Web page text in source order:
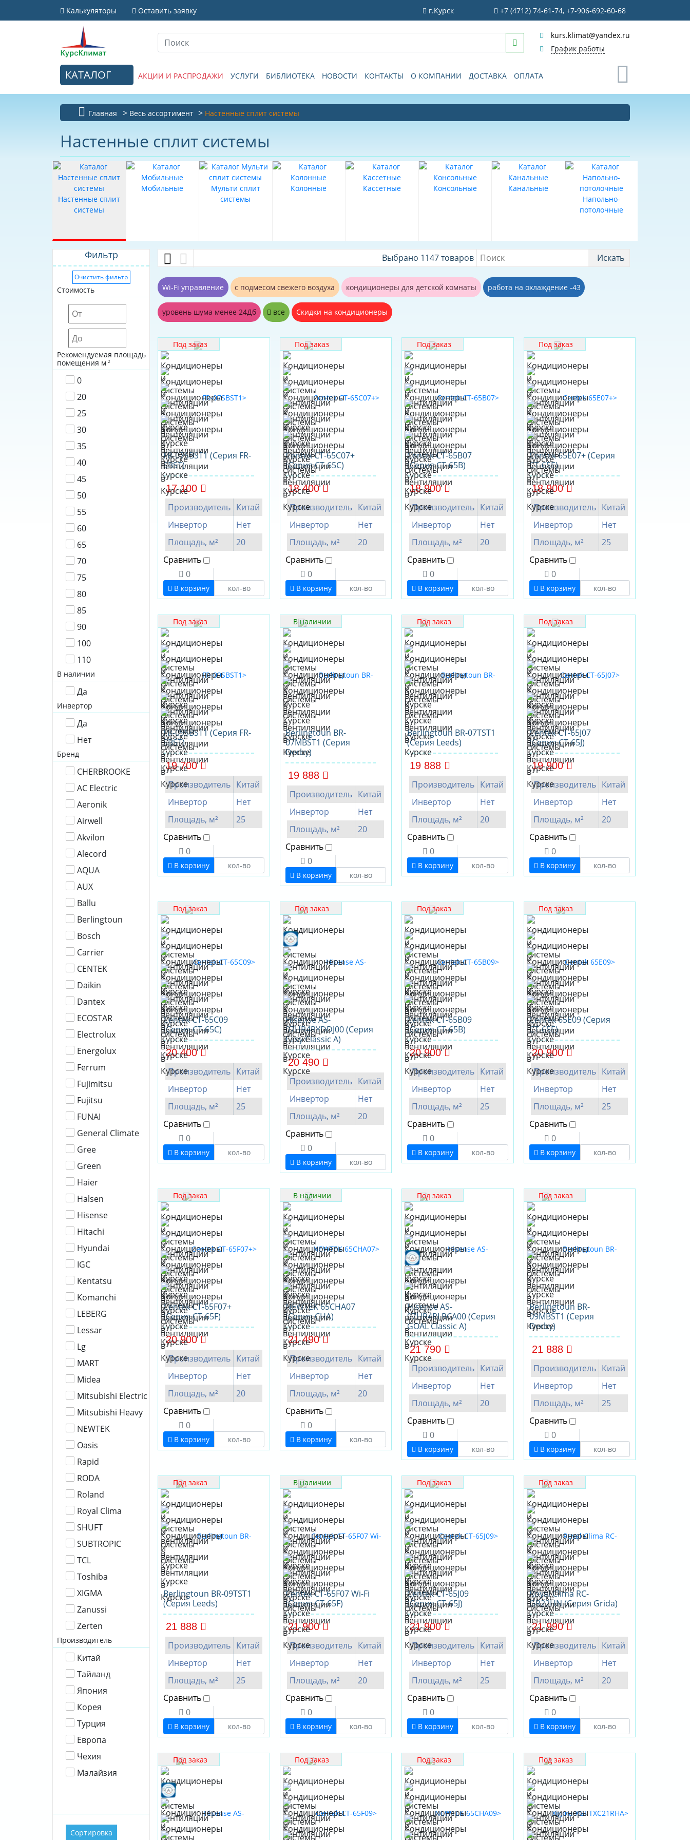
Калькуляторы Оставить заявку г.Курск +7 (4712) 74-61-74, +7-906-692-60-68
kurs.klimat@yandex.ru
График работы
КАТАЛОГ АКЦИИ И РАСПРОДАЖИ УСЛУГИ БИБЛИОТЕКА НОВОСТИ КОНТАКТЫ О КОМПАНИИ ДОСТАВКА ОПЛАТА
Главная Весь ассортимент Настенные сплит системы
Настенные сплит системы
Настенные сплит
системы
Мобильные
Мульти сплит
системы
Колонные Кассетные Консольные
Канальные
Напольно-
потолочные
Фильтр
Очистить фильтр
Стоимость
Рекомендуемая площадь
помещения м 2
0
20
25
30
35
40
45
50
55
60
65
70
75
80
85
90
100
110
В наличии
Да
Инвертор
Да
Нет
Бренд
CHERBROOKE
AC Electric
Aeronik
Airwell
Akvilon
Alecord
AQUA
AUX
Ballu
Berlingtoun
Bosch
Carrier
CENTEK
Daikin
Dantex
ECOSTAR
Electrolux
Energolux
Ferrum
Fujimitsu
Fujitsu
FUNAI
General Climate
Gree
Green
Haier
Halsen
Hisense
Hitachi
Hyundai
IGC
Kentatsu
Komanchi
LEBERG
Lessar
Lg
MART
Midea
Mitsubishi Electric
Mitsubishi Heavy
NEWTEK
Oasis
Rapid
RODA
Roland
Royal Clima
SHUFT
SUBTROPIC
TCL
Toshiba
XIGMA
Zanussi
Zerten
Производитель
Китай
Тайланд
Япония
Корея
Турция
Европа
Чехия
Малайзия
Выбрано 1147 товаров Искать
Wi-Fi управление с подмесом свежего воздуха кондиционеры для детской комнаты работа на охлаждение -43
уровень шума менее 24Дб все Скидки на кондиционеры
Под заказ
FR-07SBST1 (Серия FR-
SBST)
17 100
Производитель Китай
Инвертор
Нет
Площадь, м²
20
Сравнить
0
В корзину
Под заказ
Centek CT-65C07+
(Серия CT-65C)
18 400
Производитель Китай
Инвертор
Нет
Площадь, м²
20
Сравнить
0
В корзину
Под заказ
Centek CT-65B07
(Серия CT-65B)
18 900
Производитель Китай
Инвертор
Нет
Площадь, м²
20
Сравнить
0
В корзину
Под заказ
Centek 65E07+ (Серия
CT-65E)
18 900
Производитель Китай
Инвертор
Нет
Площадь, м²
25
Сравнить
0
В корзину
Под заказ
FR-09SBST1 (Серия FR-
SBST)
19 700
Производитель Китай
Инвертор
Нет
Площадь, м²
25
Сравнить
0
В корзину
В наличии
Berlingtoun BR-
07MBST1 (Серия
Derby)
19 888
Производитель Китай
Инвертор
Нет
Площадь, м²
20
Сравнить
0
В корзину
Под заказ
Berlingtoun BR-07TST1
(Серия Leeds)
19 888
Производитель Китай
Инвертор
Нет
Площадь, м²
20
Сравнить
0
В корзину
Под заказ
Centek CT-65J07
(Серия CT-65J)
19 900
Производитель Китай
Инвертор
Нет
Площадь, м²
20
Сравнить
0
В корзину
Под заказ
Centek CT-65C09
(Серия CT-65C)
20 400
Производитель Китай
Инвертор
Нет
Площадь, м²
25
Сравнить
0
В корзину
Под заказ
Hisense AS-
07HR4RYDDJ00 (Серия
Easy Classic A)
20 490
Производитель Китай
Инвертор
Нет
Площадь, м²
20
Сравнить
0
В корзину
Под заказ
Centek CT-65B09
(Серия CT-65B)
20 900
Производитель Китай
Инвертор
Нет
Площадь, м²
25
Сравнить
0
В корзину
Под заказ
Centek 65E09 (Серия
CT-65E)
20 900
Производитель Китай
Инвертор
Нет
Площадь, м²
25
Сравнить
0
В корзину
Под заказ
Centek CT-65F07+
(Серия CT-65F)
20 900
Производитель Китай
Инвертор
Нет
Площадь, м²
20
Сравнить
0
В корзину
В наличии
NEWTEK 65CHA07
(Серия CHA)
21 490
Производитель Китай
Инвертор
Нет
Площадь, м²
20
Сравнить
0
В корзину
Под заказ
Hisense AS-
07HR4RLRCA00 (Серия
GOAL Classic A)
21 790
Производитель Китай
Инвертор
Нет
Площадь, м²
20
Сравнить
0
В корзину
Под заказ
Berlingtoun BR-
09MBST1 (Серия
Derby)
21 888
Производитель Китай
Инвертор
Нет
Площадь, м²
25
Сравнить
0
В корзину
Под заказ
Berlingtoun BR-09TST1
(Серия Leeds)
21 888
Производитель Китай
Инвертор
Нет
Площадь, м²
25
Сравнить
0
В корзину
В наличии
Centek CT-65F07 Wi-Fi
(Серия CT-65F)
21 900
Производитель Китай
Инвертор
Нет
Площадь, м²
20
Сравнить
0
В корзину
Под заказ
Centek CT-65J09
(Серия CT-65J)
21 900
Производитель Китай
Инвертор
Нет
Площадь, м²
25
Сравнить
0
В корзину
Под заказ
Royal Clima RC-
GR22HN (Серия Grida)
21 990
Производитель Китай
Инвертор
Нет
Площадь, м²
20
Сравнить
0
В корзину
Под заказ Под заказ Под заказ Под заказ